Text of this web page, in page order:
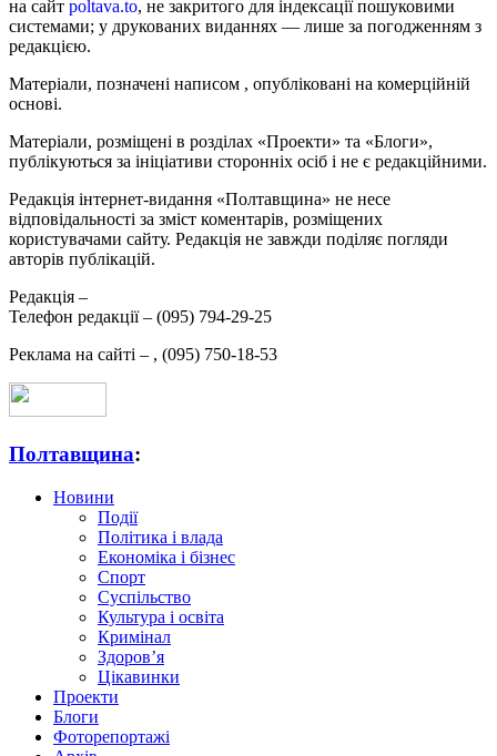
на сайт poltava.to, не закритого для індексації пошуковими
системами; у друкованих виданнях — лише за погодженням з
редакцією.
Матеріали, позначені написом , опубліковані на комерційній
основі.
Матеріали, розміщені в розділах «Проекти» та «Блоги»,
публікуються за ініціативи сторонніх осіб і не є редакційними.
Редакція інтернет-видання «Полтавщина» не несе
відповідальності за зміст коментарів, розміщених
користувачами сайту. Редакція не завжди поділяє погляди
авторів публікацій.
Редакція –
Телефон редакції – (095) 794-29-25
Реклама на сайті – , (095) 750-18-53
Полтавщина:
Новини
Події
Політика і влада
Економіка і бізнес
Спорт
Суспільство
Культура і освіта
Кримінал
Здоров’я
Цікавинки
Проекти
Блоги
Фоторепортажі